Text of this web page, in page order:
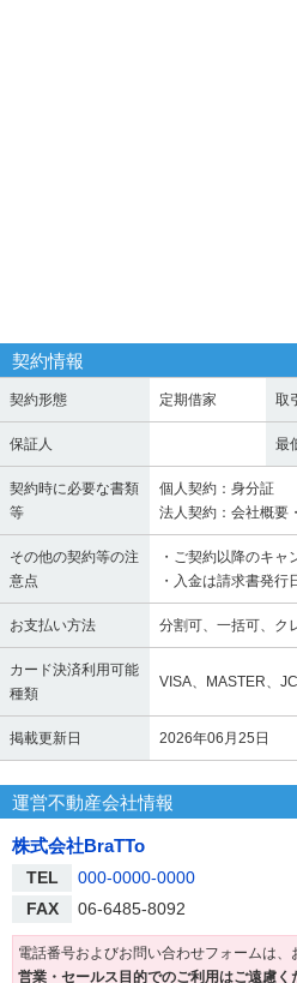
契約情報
契約形態 定期借家 取
保証人 最
契約時に必要な書類
等
個人契約：身分証
法人契約：会社概要
その他の契約等の注
意点
・ご契約以降のキャ
・入金は請求書発行
お支払い方法 分割可、一括可、ク
カード決済利用可能
種類
VISA、MASTER、
掲載更新日 2026年06月25日
運営不動産会社情報
株式会社BraTTo
TEL
000-0000-0000
FAX
06-6485-8092
電話番号およびお問い合わせフォームは、
営業・セールス目的でのご利用はご遠慮く